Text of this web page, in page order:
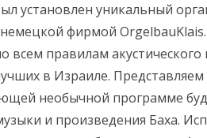
установлен уникальный
немецкой фирмой
всем правилам
в Израиле.
необычной программе
и произведения Баха.